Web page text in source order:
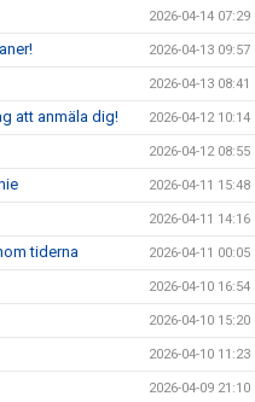
2026-04-14 07:29
2026-04-13 09:57
2026-04-13 08:41
att anmäla dig! 2026-04-12 10:14
2026-04-12 08:55
2026-04-11 15:48
2026-04-11 14:16
tiderna 2026-04-11 00:05
2026-04-10 16:54
2026-04-10 15:20
2026-04-10 11:23
2026-04-09 21:10